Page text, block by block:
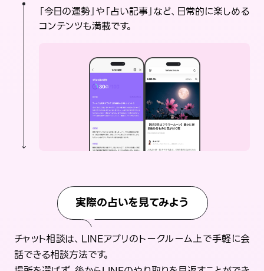
「今日の運勢」や「占い記事」など、日常的に楽しめる
コンテンツも満載です。
実際の占いを見てみよう
チャット相談は、LINEアプリのトークルーム上で手軽に会
話できる相談方法です。